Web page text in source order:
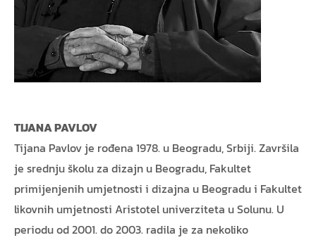
TIJANA PAVLOV
Tijana Pavlov je rođena 1978. u Beogradu, Srbiji. Završila
je srednju školu za dizajn u Beogradu, Fakultet
primijenjenih umjetnosti i dizajna u Beogradu i Fakultet
likovnih umjetnosti Aristotel univerziteta u Solunu. U
periodu od 2001. do 2003. radila je za nekoliko